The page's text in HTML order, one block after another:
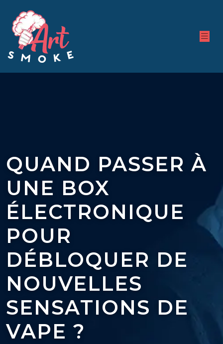
QUAND PASSER À
UNE BOX
ÉLECTRONIQUE
POUR
DÉBLOQUER DE
NOUVELLES
SENSATIONS DE
VAPE ?